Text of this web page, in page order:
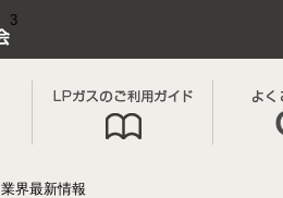
3
業界最新情報